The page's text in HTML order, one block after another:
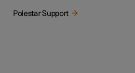
Polestar Support